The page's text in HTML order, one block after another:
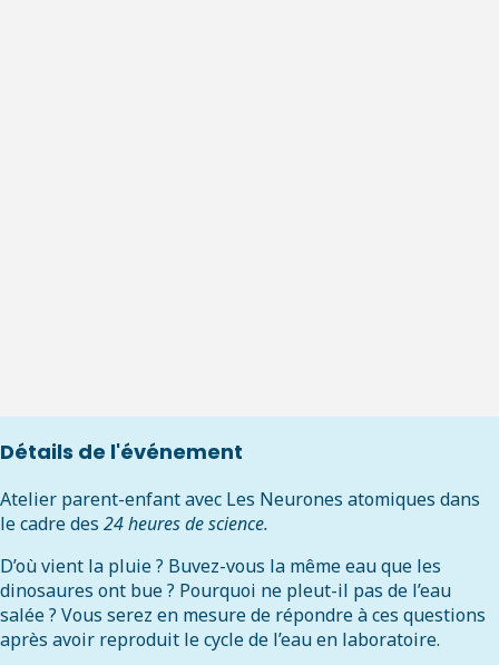
Détails de l'événement
Atelier parent-enfant avec Les Neurones atomiques dans
le cadre des 24 heures de science.
D’où vient la pluie ? Buvez-vous la même eau que les
dinosaures ont bue ? Pourquoi ne pleut-il pas de l’eau
salée ? Vous serez en mesure de répondre à ces questions
après avoir reproduit le cycle de l’eau en laboratoire.